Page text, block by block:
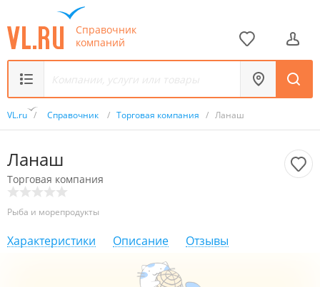
Справочник
компаний
VL.ru / Справочник / Торговая компания / Ланаш
Ланаш
Торговая компания
Рыба и морепродукты
Характеристики Описание Отзывы